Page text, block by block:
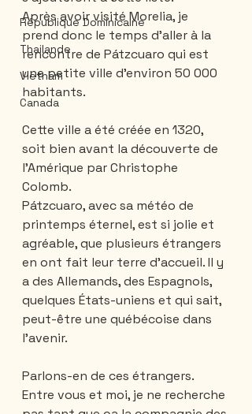
République Dominicaine
Thailande
Vietnam
Canada
Après avoir visité Morelia, je
prend donc le temps d’aller à la
rencontre de Pátzcuaro qui est
une petite ville d’environ 50 000
habitants.
Cette ville a été créée en 1320,
soit bien avant la découverte de
l’Amérique par Christophe
Colomb.
Pátzcuaro, avec sa météo de
printemps éternel, est si jolie et
agréable, que plusieurs étrangers
en ont fait leur terre d’accueil. Il y
a des Allemands, des Espagnols,
quelques États-uniens et qui sait,
peut-être une québécoise dans
l’avenir.
Parlons-en de ces étrangers.
Entre vous et moi, je ne recherche